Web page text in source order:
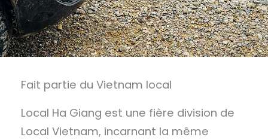
Fait partie du Vietnam local
Local Ha Giang est une fière division de
Local Vietnam, incarnant la même